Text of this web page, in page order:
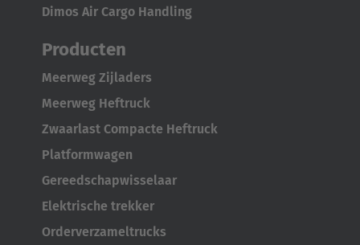
Česká republika
Deutschland
Deutsch
España
Español
France
Français
Dimos Air Cargo Handling
Producten
Meerweg Zijladers
Meerweg Heftruck
Zwaarlast Compacte Heftruck
Platformwagen
Gereedschapwisselaar
Elektrische trekker
Orderverzameltrucks